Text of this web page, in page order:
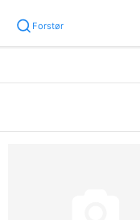
Forstør